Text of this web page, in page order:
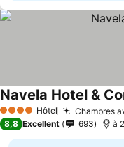
4 Étoiles Hôtel Chambres
Navela Hotel &
8,8 Excellent 693 à